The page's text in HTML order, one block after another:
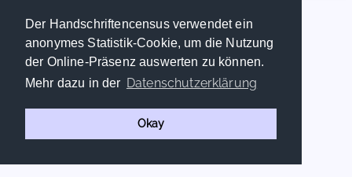
Der Handschriftencensus verwendet ein
anonymes Statistik-Cookie, um die Nutzung
der Online-Präsenz auswerten zu können.
Mehr dazu in der Datenschutzerklärung
Okay